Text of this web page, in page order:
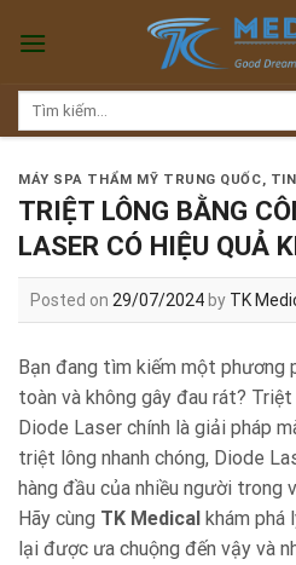
Tìm
MÁY SPA THẨM MỸ TRUNG QUỐC,
TRIỆT LÔNG BẰNG
LASER CÓ HIỆU QUẢ
Posted on 29/07/2024 by TK
Bạn đang tìm kiếm một phương
toàn và không gây đau rát?
Diode Laser chính là giải pháp
triệt lông nhanh chóng, Diode
hàng đầu của nhiều người trong
Hãy cùng TK Medical khám phá
lại được ưa chuộng đến vậy và